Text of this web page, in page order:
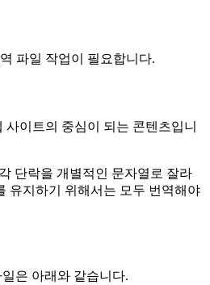
파일 작업이 필요합니다.
이트의 중심이 되는 콘텐츠입니
단락을 개별적인 문자열로 잘라
유지하기 위해서는 모두 번역해야
은 아래와 같습니다.